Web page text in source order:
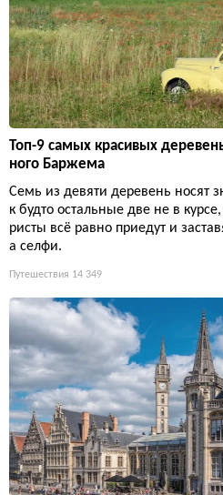
Топ-9 самых красивых
ного Баржема
Семь из девяти деревень носят
к будто остальные две не в
ристы всё равно приедут и
а селфи.
Путешествия 14 349